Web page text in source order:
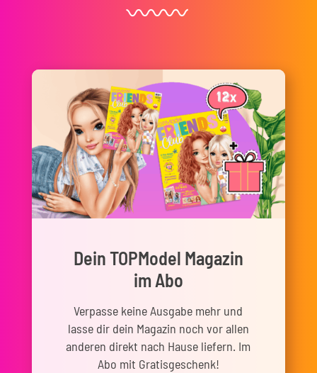
Dein TOPModel Magazin
im Abo
Verpasse keine Ausgabe mehr und
lasse dir dein Magazin noch vor allen
anderen direkt nach Hause liefern. Im
Abo mit Gratisgeschenk!